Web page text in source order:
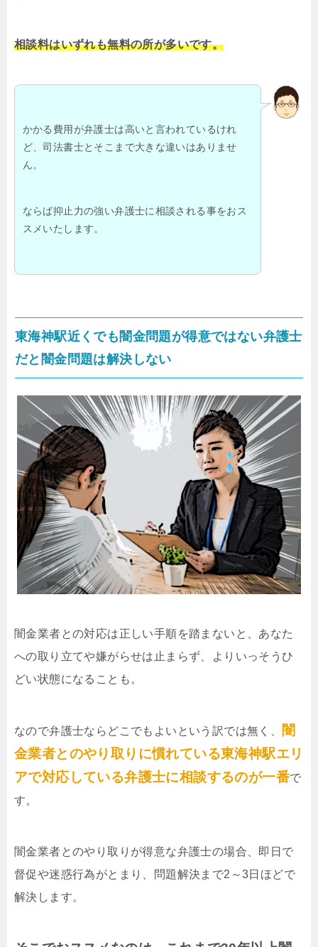
相談料はいずれも無料の所が多いです。
かかる費用が弁護士は高いと言われているけれ
ど、司法書士とそこまで大きな違いはありませ
ん。
ならば抑止力の強い弁護士に相談される事をおス
スメいたします。
東海神駅近くでも闇金問題が得意ではない弁護士
だと闇金問題は解決しない
闇金業者との対応は正しい手順を踏まないと、あなた
への取り立てや嫌がらせは止まらず、よりいっそうひ
どい状態になることも。
なので弁護士ならどこでもよいという訳では無く、
闇
金業者とのやり取りに慣れている東海神駅エリ
アで対応している弁護士に相談するのが一番で
す。
闇金業者とのやり取りが得意な弁護士の場合、即日で
督促や迷惑行為がとまり、問題解決まで2～3日ほどで
解決します。